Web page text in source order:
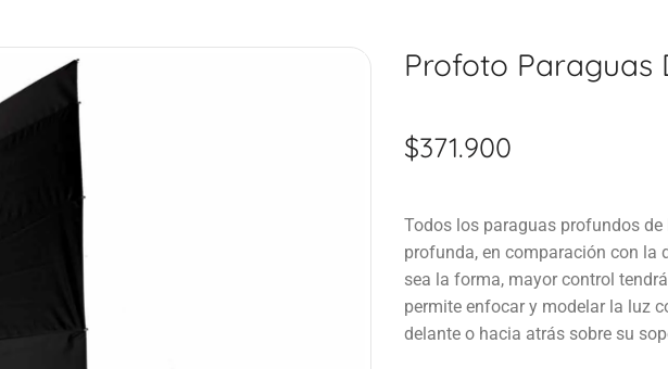
Profoto Paraguas
$371.900
Todos los paraguas profundos
profunda, en comparación con la
sea la forma, mayor control
permite enfocar y modelar la luz
delante o hacia atrás sobre su